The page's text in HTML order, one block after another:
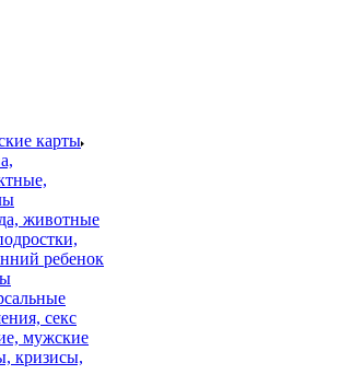
карты
животные
ребенок
секс
мужские
кризисы,